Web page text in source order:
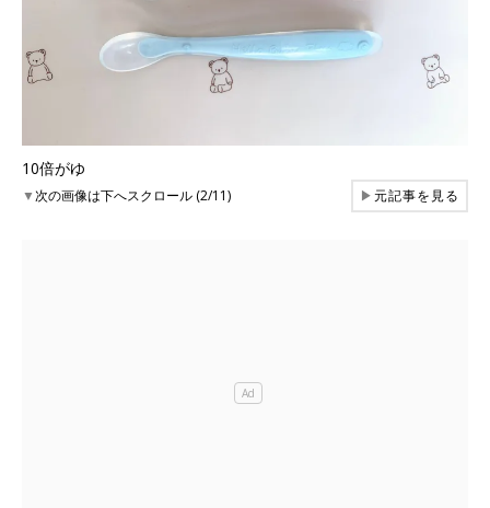
10倍がゆ
▼次の画像は下へスクロール (2/11) ▶元記事を見る